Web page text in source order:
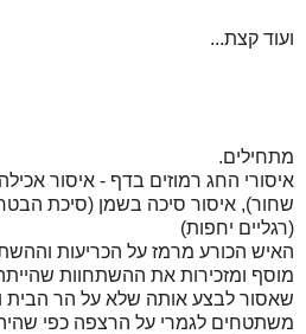
ועוד קצת...
מתחילים.
איסורי החג רמוזים בדף - איסור
שחור), איסור סיכה בשמן (סיכת
(רגליים יחפות)
האיש הכורע מרמז על הכריעות
מוסף ומזכירות את ההשתחוות
שאסור לבצע אותה שלא על הר הבית
משתטחים לגמרי על הרצפה כפי